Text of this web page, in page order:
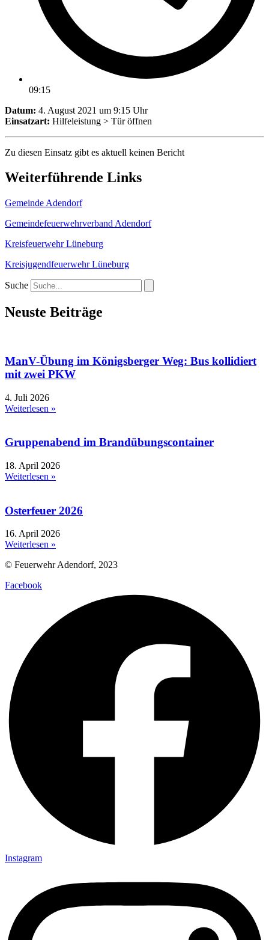
09:15
Datum: 4. August 2021 um 9:15 Uhr
Einsatzart: Hilfeleistung > Tür öffnen
Zu diesen Einsatz gibt es aktuell keinen Bericht
Weiterführende Links
Gemeinde Adendorf
Gemeindefeuerwehrverband Adendorf
Kreisfeuerwehr Lüneburg
Kreisjugendfeuerwehr Lüneburg
Suche
Neuste Beiträge
ManV-Übung im Königsberger Weg: Bus kollidiert
mit zwei PKW
4. Juli 2026
Weiterlesen »
Gruppenabend im Brandübungscontainer
18. April 2026
Weiterlesen »
Osterfeuer 2026
16. April 2026
Weiterlesen »
© Feuerwehr Adendorf, 2023
Facebook
Instagram